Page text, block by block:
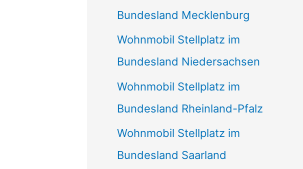
Bundesland Mecklenburg
Wohnmobil Stellplatz im
Bundesland Niedersachsen
Wohnmobil Stellplatz im
Bundesland Rheinland-Pfalz
Wohnmobil Stellplatz im
Bundesland Saarland